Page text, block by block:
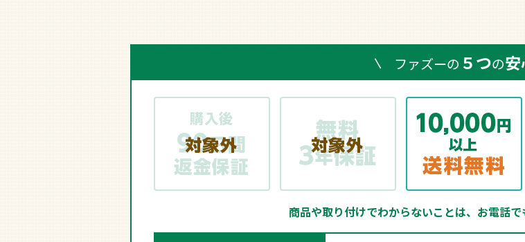
ファズーの ５つの
商品や取り付けでわからないことは、 お電話で